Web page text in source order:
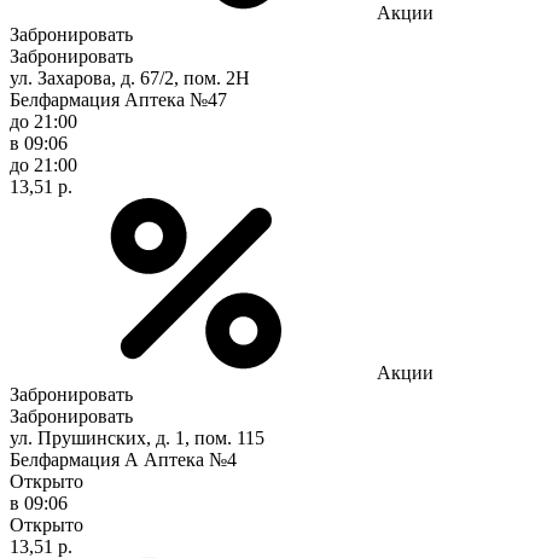
Акции
Забронировать
Забронировать
ул. Захарова, д. 67/2, пом. 2Н
Белфармация Аптека №47
до 21:00
в 09:06
до 21:00
13,51 р.
Акции
Забронировать
Забронировать
ул. Прушинских, д. 1, пом. 115
Белфармация А Аптека №4
Открыто
в 09:06
Открыто
13,51 р.